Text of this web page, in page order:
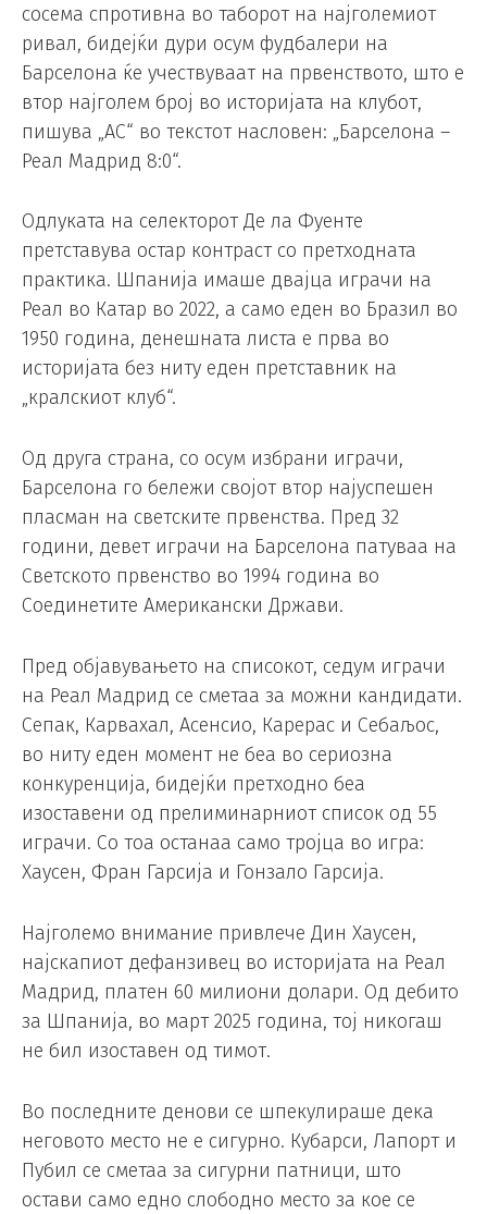
сосема спротивна во таборот на најголемиот
ривал, бидејќи дури осум фудбалери на
Барселона ќе учествуваат на првенството, што е
втор најголем број во историјата на клубот,
пишува „АС“ во текстот насловен: „Барселона –
Реал Мадрид 8:0“.
Одлуката на селекторот Де ла Фуенте
претставува остар контраст со претходната
практика. Шпанија имаше двајца играчи на
Реал во Катар во 2022, а само еден во Бразил во
1950 година, денешната листа е прва во
историјата без ниту еден претставник на
„кралскиот клуб“.
Од друга страна, со осум избрани играчи,
Барселона го бележи својот втор најуспешен
пласман на светските првенства. Пред 32
години, девет играчи на Барселона патуваа на
Светското првенство во 1994 година во
Соединетите Американски Држави.
Пред објавувањето на списокот, седум играчи
на Реал Мадрид се сметаа за можни кандидати.
Сепак, Карвахал, Асенсио, Карерас и Себаљос,
во ниту еден момент не беа во сериозна
конкуренција, бидејќи претходно беа
изоставени од прелиминарниот список од 55
играчи. Со тоа останаа само тројца во игра:
Хаусен, Фран Гарсија и Гонзало Гарсија.
Најголемо внимание привлече Дин Хаусен,
најскапиот дефанзивец во историјата на Реал
Мадрид, платен 60 милиони долари. Од дебито
за Шпанија, во март 2025 година, тој никогаш
не бил изоставен од тимот.
Во последните денови се шпекулираше дека
неговото место не е сигурно. Кубарси, Лапорт и
Пубил се сметаа за сигурни патници, што
остави само едно слободно место за кое се